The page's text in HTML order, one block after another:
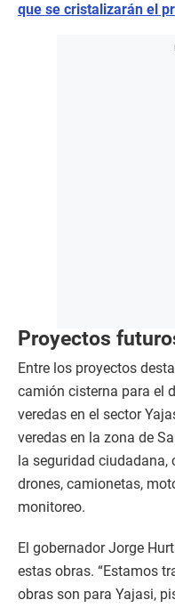
que se cristalizarán el
Proyectos
Entre los proyectos
camión cisterna para el
veredas en el sector
veredas en la zona de
la seguridad
drones, camionetas,
monitoreo.
El gobernador Jorge
estas obras. “Estamos
obras son para Yajasi,